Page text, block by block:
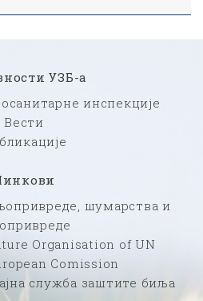
УЗБ-а
инспекције
Вести
шумарства и
Organisation of UN
Comission
служба заштите биља